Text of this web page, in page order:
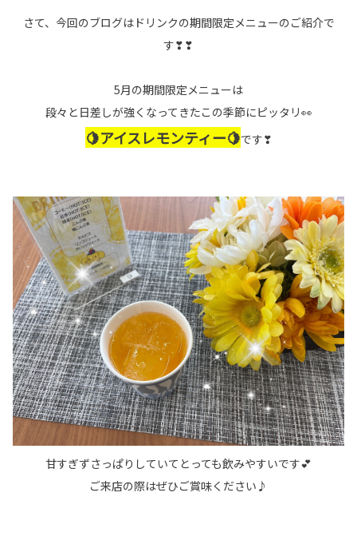
さて、今回のブログはドリンクの期間限定メニューのご紹介で
す❣❣
5月の期間限定メニューは
段々と日差しが強くなってきたこの季節にピッタリ👀
🍋アイスレモンティー🍋です❣
甘すぎずさっぱりしていてとっても飲みやすいです💕
ご来店の際はぜひご賞味ください♪